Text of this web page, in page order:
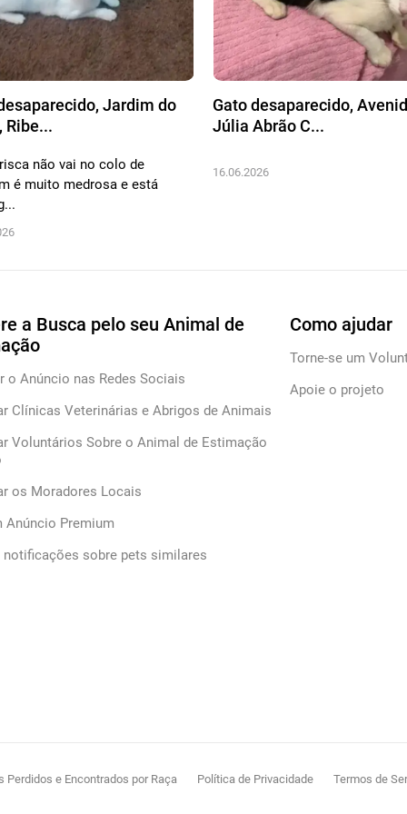
Jardim do
Ribe...
não vai no colo de
é muito medrosa e está
Gato desaparecido,
Júlia Abrão C...
16.06.2026
a Busca pelo seu Animal de
o Anúncio nas Redes Sociais
Clínicas Veterinárias e Abrigos de Animais
Voluntários Sobre o Animal de Estimação
os Moradores Locais
Anúncio Premium
notificações sobre pets similares
Como ajudar
Torne-se um
Apoie o projeto
Perdidos e Encontrados por Raça Política de Privacidade Termos de